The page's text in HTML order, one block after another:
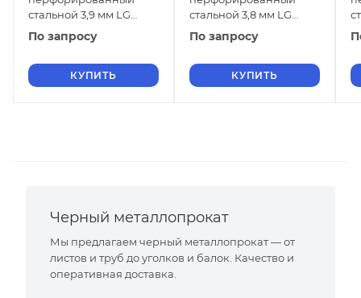
стальной 3,9 мм LG
20Х23Н13 ГОСТ 58602-
По запросу
КУПИТЬ
стальной 3,8 мм LG
20Х23Н13 ГОСТ 58602-
По запросу
КУПИТЬ
Черный металлопрокат
Мы предлагаем черный металлопрокат — от
листов и труб до уголков и балок. Качество и
оперативная доставка.